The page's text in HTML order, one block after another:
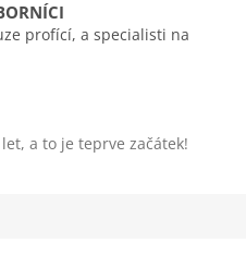
profící, a specialisti na
a to je teprve začátek!